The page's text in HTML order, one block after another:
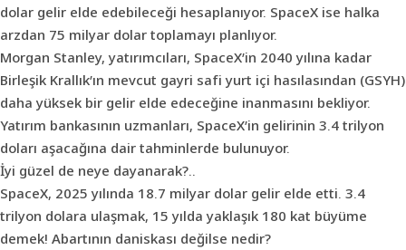
dolar gelir elde edebileceği hesaplanıyor. SpaceX ise halka
arzdan 75 milyar dolar toplamayı planlıyor.
Morgan Stanley, yatırımcıları, SpaceX’in 2040 yılına kadar
Birleşik Krallık’ın mevcut gayri safi yurt içi hasılasından (GSYH)
daha yüksek bir gelir elde edeceğine inanmasını bekliyor.
Yatırım bankasının uzmanları, SpaceX’in gelirinin 3.4 trilyon
doları aşacağına dair tahminlerde bulunuyor.
İyi güzel de neye dayanarak?..
SpaceX, 2025 yılında 18.7 milyar dolar gelir elde etti. 3.4
trilyon dolara ulaşmak, 15 yılda yaklaşık 180 kat büyüme
demek! Abartının daniskası değilse nedir?